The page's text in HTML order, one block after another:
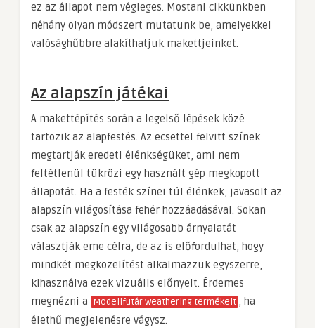
ez az állapot nem végleges. Mostani cikkünkben
néhány olyan módszert mutatunk be, amelyekkel
valósághűbbre alakíthatjuk makettjeinket.
Az alapszín játékai
A makettépítés során a legelső lépések közé
tartozik az alapfestés. Az ecsettel felvitt színek
megtartják eredeti élénkségüket, ami nem
feltétlenül tükrözi egy használt gép megkopott
állapotát. Ha a festék színei túl élénkek, javasolt az
alapszín világosítása fehér hozzáadásával. Sokan
csak az alapszín egy világosabb árnyalatát
választják eme célra, de az is előfordulhat, hogy
mindkét megközelítést alkalmazzuk egyszerre,
kihasználva ezek vizuális előnyeit. Érdemes
megnézni a Modellfutár weathering termékeit , ha
élethű megjelenésre vágysz.